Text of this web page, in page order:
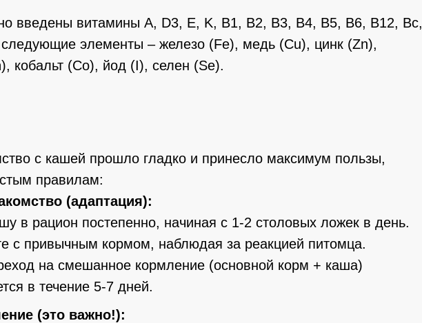
введены витамины A, D3, E, K, B1, B2, B3, B4, B5, B6, B12, Bc,
элементы – железо (Fe), медь (Cu), цинк (Zn),
кобальт (Co), йод (I), селен (Se).
с кашей прошло гладко и принесло максимум пользы,
правилам:
(адаптация):
в рацион постепенно, начиная с 1-2 столовых ложек в день.
с привычным кормом, наблюдая за реакцией питомца.
на смешанное кормление (основной корм + каша)
в течение 5-7 дней.
(это важно!):